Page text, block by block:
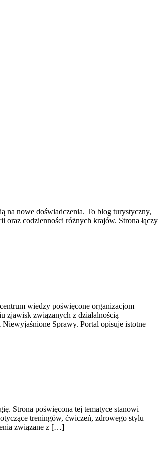
na nowe doświadczenia. To blog turystyczny,
codzienności różnych krajów. Strona łączy
wiedzy poświęcone organizacjom
zjawisk związanych z działalnością
Sprawy. Portal opisuje istotne
Strona poświęcona tej tematyce stanowi
treningów, ćwiczeń, zdrowego stylu
związane z […]